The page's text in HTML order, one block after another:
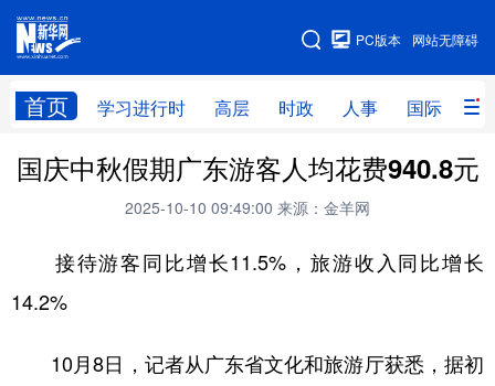
网站无障碍
PC版本
首页 学习进行时 高层 时政 人事 国际 财
网站地图
学习进行时 高层 时政 人事
财经 网评
台湾 思客智库 全球连线 教育
科技
文化 书画 健康 军事
国庆中秋假期广东游客人均花费940.8元
2025-10-10 09:49:00 来源：金羊网
接待游客同比增长11.5%，旅游收入同比增长
14.2%
10月8日，记者从广东省文化和旅游厅获悉，据初